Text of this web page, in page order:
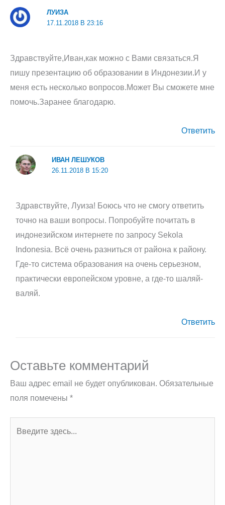
ЛУИЗА
17.11.2018 В 23:16
Здравствуйте,Иван,как можно с Вами связаться.Я
пишу презентацию об образовании в Индонезии.И у
меня есть несколько вопросов.Может Вы сможете мне
помочь.Заранее благодарю.
Ответить
ИВАН ЛЕШУКОВ
26.11.2018 В 15:20
Здравствуйте, Луиза! Боюсь что не смогу ответить
точно на ваши вопросы. Попробуйте почитать в
индонезийском интернете по запросу Sekola
Indonesia. Всё очень разниться от района к району.
Где-то система образования на очень серьезном,
практически европейском уровне, а где-то шаляй-
валяй.
Ответить
Оставьте комментарий
Ваш адрес email не будет опубликован. Обязательные
поля помечены *